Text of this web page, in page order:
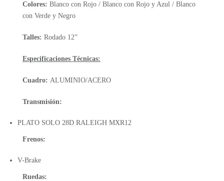
Colores: Blanco con Rojo / Blanco con Rojo y Azul / Blanco
con Verde y Negro
Talles: Rodado 12”
Especificaciones Técnicas:
Cuadro: ALUMINIO/ACERO
Transmisión:
PLATO SOLO 28D RALEIGH MXR12
Frenos:
V-Brake
Ruedas: